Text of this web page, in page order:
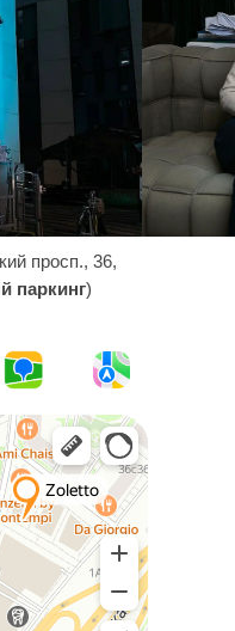
просп., 36,
паркинг)